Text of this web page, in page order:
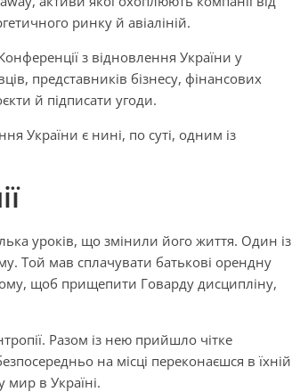
ринку й авіаліній.
з відновлення України у
представників бізнесу, фінансових
й підписати угоди.
України є нині, по суті, одним із
уроків, що змінили його життя. Один із
Той мав сплачувати батькові орендну
щоб прищепити Говарду дисципліну,
Разом із нею прийшло чітке
на місці переконаєшся в їхній
мир в Україні.